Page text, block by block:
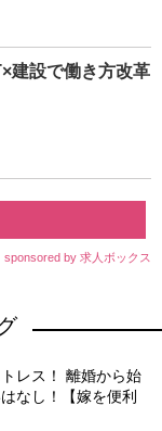
建設で働き方改革
sponsored by 求人ボックス
レス！ 離婚から始
なし！【嫁を便利